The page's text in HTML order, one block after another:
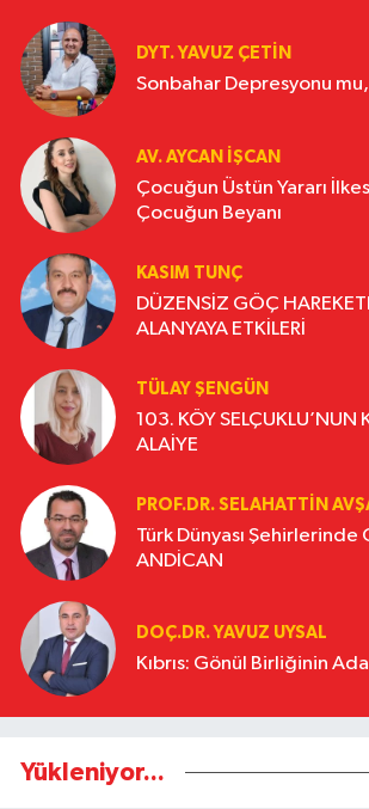
DYT. YAVUZ ÇETİN
Sonbahar Depresyonu mu,
AV. AYCAN İŞCAN
Çocuğun Üstün Yararı
Çocuğun Beyanı
KASIM TUNÇ
DÜZENSİZ GÖÇ
ALANYAYA ETKİLERİ
TÜLAY ŞENGÜN
103. KÖY SELÇUKLU’NUN
ALAİYE
PROF.DR. SELAHATTIN
Türk Dünyası Şehirlerinde
ANDİCAN
DOÇ.DR. YAVUZ UYSAL
Kıbrıs: Gönül Birliğinin
Yükleniyor...